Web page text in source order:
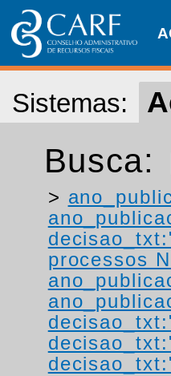
Sistemas:
Busca:
>
processos